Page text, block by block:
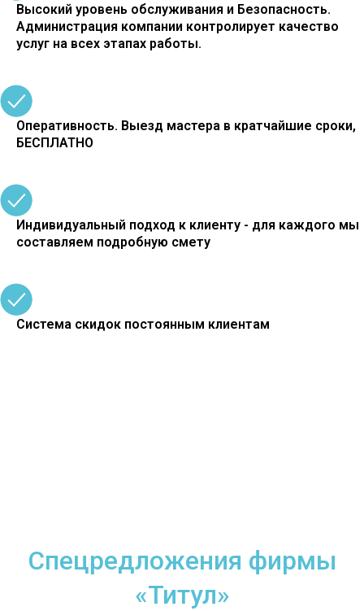
Высокий уровень обслуживания и Безопасность.
Администрация компании контролирует качество
услуг на всех этапах работы.
Оперативность. Выезд мастера в кратчайшие сроки,
БЕСПЛАТНО
Индивидуальный подход к клиенту - для каждого мы
составляем подробную смету
Система скидок постоянным клиентам
Спецредложения фирмы
«Титул»